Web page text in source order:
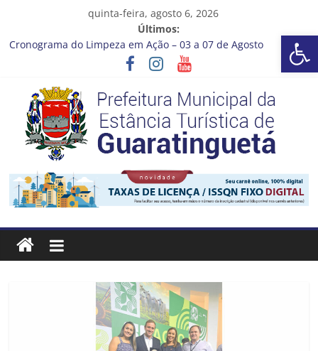
Barra de Ferramentas Aberta
quinta-feira, agosto 6, 2026
Últimos:
Cronograma do Limpeza em Ação – 03 a 07 de Agosto
Prefeitura de Guaratinguetá entrega revitalização da Praça
Vem conferir como nossos alunos estão ainda mais lindos!
CRONOGRAMA DE LAVAGEM E LIMPEZA DOS RESERVATÓRIOS
Guaratinguetá se destaca em competições esportivas da
região
Prefeitura
Estância
Turística
Guaratinguetá